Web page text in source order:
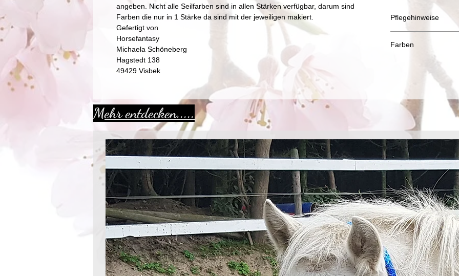
angeben. Nicht alle Seilfarben sind in allen Stärken verfügbar, darum sind
Farben die nur in 1 Stärke da sind mit der jeweiligen makiert.
Gefertigt von
Horsefantasy
Michaela Schöneberg
Hagstedt 138
49429 Visbek
Pflegehinweise
Leder nach
* Das Seil ist
(OEKO-TEX®)
* Wasserabweisend
Farben
Bitte beachtet das
bei Mischfarben -
Zusammensetzung
erscheinungsbild
Die Bilder der
Farben, werden
erneuert.
Mehr entdecken.....